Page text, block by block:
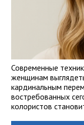
Современные
женщинам
кардинальным
востребованных
колористов